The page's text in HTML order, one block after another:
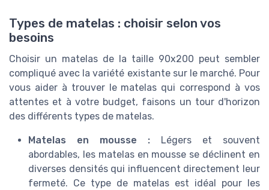
Types de matelas : choisir selon vos
besoins
Choisir un matelas de la taille 90x200 peut sembler
compliqué avec la variété existante sur le marché. Pour
vous aider à trouver le matelas qui correspond à vos
attentes et à votre budget, faisons un tour d'horizon
des différents types de matelas.
Matelas en mousse : Légers et souvent
abordables, les matelas en mousse se déclinent en
diverses densités qui influencent directement leur
fermeté. Ce type de matelas est idéal pour les